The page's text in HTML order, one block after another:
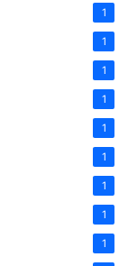
1
1
1
1
1
1
1
1
1